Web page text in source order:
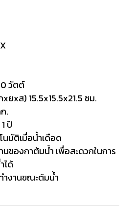
วัตต์
ยxส) 15.5x15.5x21.5 ซม.
.
ปี
มัติเมื่อน้ำเดือด
ของกาต้มน้ำ เพื่อสะดวกในการ
ได้
ำงานขณะต้มน้ำ